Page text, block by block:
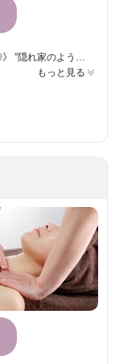
《アロマで癒し♪》《適切な圧で気持ちのいい施術◎》 ”隠れ家のようなプライベートサロン”周りを気にせずリラックスして施術が受けられます。 マンツーマンで対応しますので、初めての方でも安心してご来店頂けます。 全身施術は90分から、ロングコースが人気のサロンです。 カウンセリングでお客様の身体のお疲れやお悩みを伺い、お客様の状態に合った施術で改善へ導きます☆ お互いに楽しみながら気づきのある深い癒しのお時間を...⭐︎
もっと見る